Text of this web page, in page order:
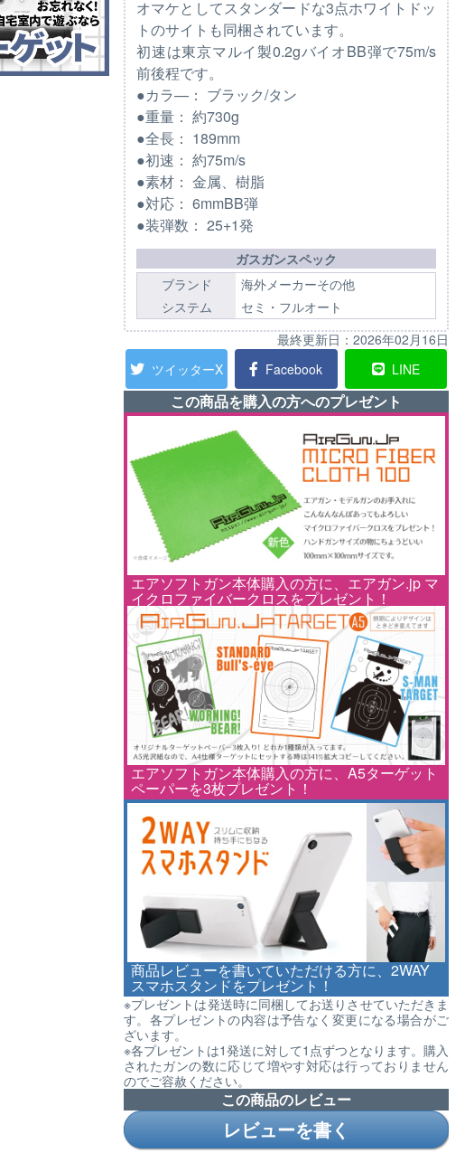
オマケとしてスタンダードな3点ホワイトドッ
トのサイトも同梱されています。
初速は東京マルイ製0.2gバイオBB弾で75m/s
前後程です。
●カラ—： ブラック/タン
●重量： 約730g
●全長： 189mm
●初速： 約75m/s
●素材： 金属、樹脂
●対応： 6mmBB弾
●装弾数： 25+1発
ガスガンスペック
ブランド
海外メーカーその他
システム
セミ・フルオート
最終更新日： 2026年02月16日
ツイッターX
Facebook LINE
この商品を購入の方へのプレゼント
エアソフトガン本体購入の方に、エアガン.jp マ
イクロファイバークロスをプレゼント！
エアソフトガン本体購入の方に、A5ターゲット
ペーパーを3枚プレゼント！
商品レビューを書いていただける方に、2WAY
スマホスタンドをプレゼント！
※プレゼントは発送時に同梱してお送りさせていただきま
す。各プレゼントの内容は予告なく変更になる場合がご
ざいます。
※各プレゼントは1発送に対して1点ずつとなります。購入
されたガンの数に応じて増やす対応は行っておりません
のでご容赦ください。
この商品のレビュー
レビューを書く